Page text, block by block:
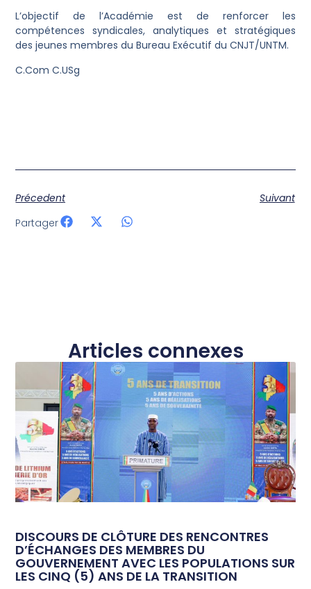
L’objectif de l’Académie est de renforcer les
compétences syndicales, analytiques et stratégiques
des jeunes membres du Bureau Exécutif du CNJT/UNTM.
C.Com C.USg
Précedent
Suivant
Partager
Articles connexes
DISCOURS DE CLÔTURE DES RENCONTRES
D’ÉCHANGES DES MEMBRES DU
GOUVERNEMENT AVEC LES POPULATIONS SUR
LES CINQ (5) ANS DE LA TRANSITION